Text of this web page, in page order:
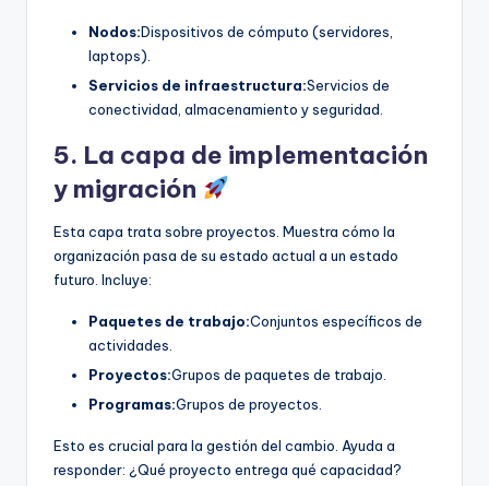
Nodos:Dispositivos de cómputo (servidores,
laptops).
Servicios de infraestructura:Servicios de
conectividad, almacenamiento y seguridad.
5. La capa de implementación
y migración
Esta capa trata sobre proyectos. Muestra cómo la
organización pasa de su estado actual a un estado
futuro. Incluye:
Paquetes de trabajo:Conjuntos específicos de
actividades.
Proyectos:Grupos de paquetes de trabajo.
Programas:Grupos de proyectos.
Esto es crucial para la gestión del cambio. Ayuda a
responder: ¿Qué proyecto entrega qué capacidad?